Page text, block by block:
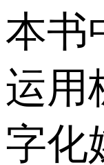
本书
运用
字化